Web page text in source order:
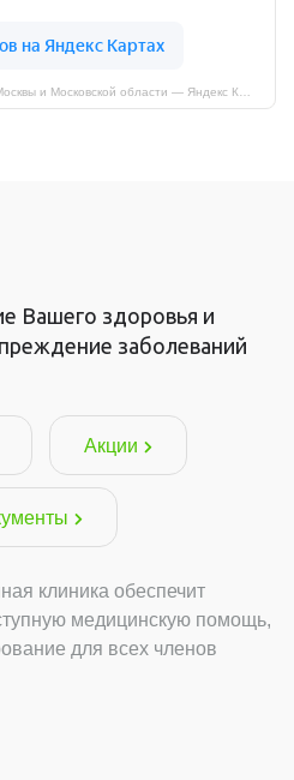
Вашего здоровья и
заболеваний
Акции
клиника обеспечит
медицинскую помощь,
для всех членов